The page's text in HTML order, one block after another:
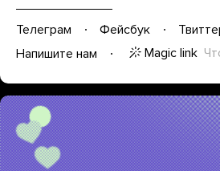
Телеграм Фейсбук
Напишите нам
Magic link